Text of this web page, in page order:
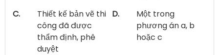
C.
Thiết kế bản vẽ thi
công đã được
thẩm định, phê
duyệt
D.
Một trong
phương án a, b
hoặc c